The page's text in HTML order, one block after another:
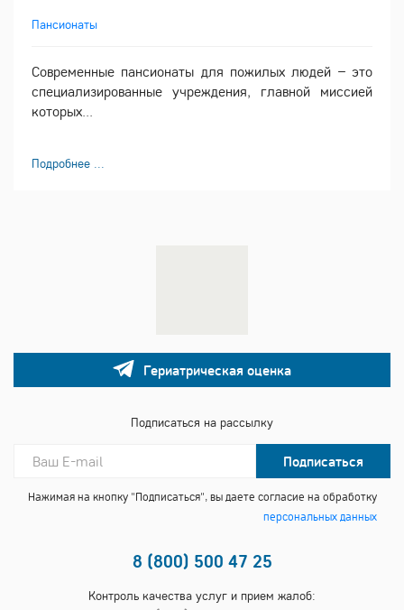
Пансионаты
Современные пансионаты для пожилых людей – это
специализированные учреждения, главной миссией
которых...
Подробнее ...
Гериатрическая оценка
Подписаться на рассылку
Подписаться
Нажимая на кнопку "Подписаться", вы даете согласие на обработку
персональных данных
8 (800) 500 47 25
Контроль качества услуг и прием жалоб: